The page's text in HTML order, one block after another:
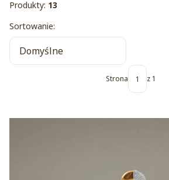
Produkty: 13
Lista produktów
Sortowanie:
Domyślne
Strona z 1